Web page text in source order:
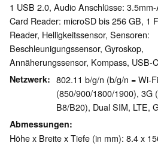
1 USB 2.0, Audio Anschlüsse:
Card Reader: microSD bis 256 GB, 1
Reader, Helligkeitssensor, Sensoren:
Beschleunigungssensor, Gyroskop,
Annäherungssensor, Kompass, USB-C
Netzwerk
802.11 b/g/n (b/g/n = Wi-
(850/​900/​1800/​1900), 3G
B8/​B20), Dual SIM, LTE,
Abmessungen
Höhe x Breite x Tiefe (in mm): 8.4 x